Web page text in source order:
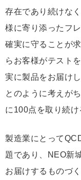
存在であり続けな
様に寄り添ったフ
確実に守ることが
らお客様がテスト
実に製品をお届け
とのように考えが
に100点を取り続け
製造業にとって
題であり、NEO新
お届けするものづ